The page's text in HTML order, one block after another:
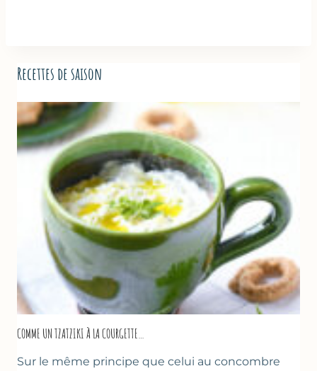
Recettes de saison
COMME UN TZATZIKI À LA COURGETTE…
Sur le même principe que celui au concombre